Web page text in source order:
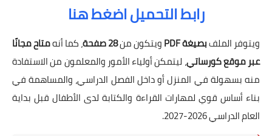
رابط التحميل اضغط هنا
ويتوفر الملفبصيغة PDF ويتكون من28 صفحة ، كما أنهمتاح مجانًا
عبر موقع كورساتي، ليتمكن أولياء الأمور والمعلمون من الاستفادة
منه بسهولة في المنزل أو داخل الفصل الدراسي، والمساهمة في
بناء أساس قوي لمهارات القراءة والكتابة لدى الأطفال قبل بداية
العام الدراسي 2026-2027.